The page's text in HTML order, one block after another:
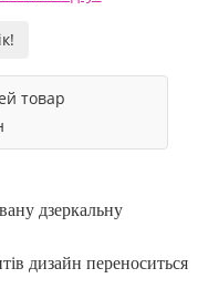
товар
дзеркальну
дизайн переноситься